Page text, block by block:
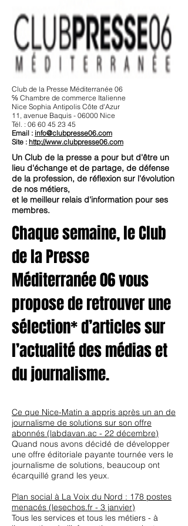
Club de la Presse Méditerranée 06
℅ Chambre de commerce Italienne
Nice Sophia Antipolis Côte d'Azur
11, avenue Baquis - 06000 Nice
Tél. : 06 60 45 23 45
Email : info@clubpresse06.com
Site : http://www.clubpresse06.com
Un Club de la presse a pour but d'être un
lieu d'échange et de partage, de défense
de la profession, de réflexion sur l'évolution
de nos métiers,
et le meilleur relais d'information pour ses
membres.
Chaque semaine, le Club
de la Presse
Méditerranée 06 vous
propose de retrouver une
sélection* d’articles sur
l’actualité des médias et
du journalisme.
Ce que Nice-Matin a appris après un an de
journalisme de solutions sur son offre
abonnés (labdavan.ac - 22 décembre)
Quand nous avons décidé de développer
une offre éditoriale payante tournée vers le
journalisme de solutions, beaucoup ont
écarquillé grand les yeux.
Plan social à La Voix du Nord : 178 postes
menacés (lesechos.fr - 3 janvier)
Tous les services et tous les métiers - à